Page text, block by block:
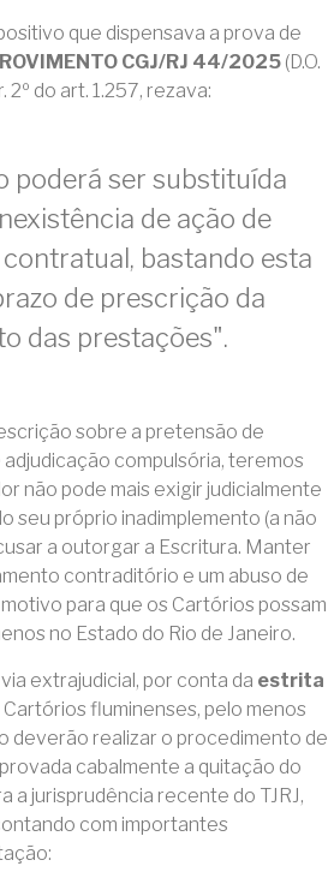
que dispensava a prova de
CGJ/RJ 44/2025 (D.O.
do art. 1.257, rezava:
poderá ser substituída
de ação de
bastando esta
de prescrição da
das prestações".
sobre a pretensão de
compulsória, teremos
não pode mais exigir judicialmente
seu próprio inadimplemento (a não
a outorgar a Escritura. Manter
contraditório e um abuso de
para que os Cartórios possam
no Estado do Rio de Janeiro.
extrajudicial, por conta da estrita
fluminenses, pelo menos
deverão realizar o procedimento de
cabalmente a quitação do
a jurisprudência recente do TJRJ,
com importantes